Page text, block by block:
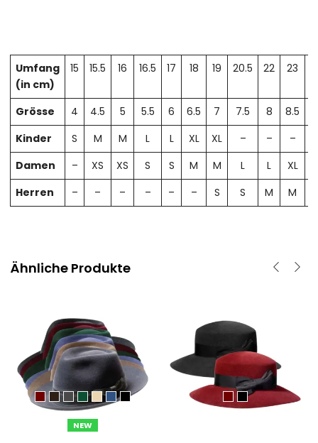
Umfang
(in cm)
15 15.5 16 16.5 17 18 19 20.5 22 23
Grösse 4 4.5 5 5.5 6 6.5 7 7.5 8 8.5
Kinder
S M M L L XL XL – – –
Damen
– XS XS S S M M L L XL
Herren
– – – – – – S S M M
Ähnliche Produkte
NEW